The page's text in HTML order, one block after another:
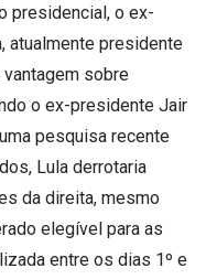
presidencial, o ex-
atualmente presidente
sobre
o ex-presidente Jair
pesquisa recente
Lula derrotaria
da direita, mesmo
elegível para as
entre os dias 1º e